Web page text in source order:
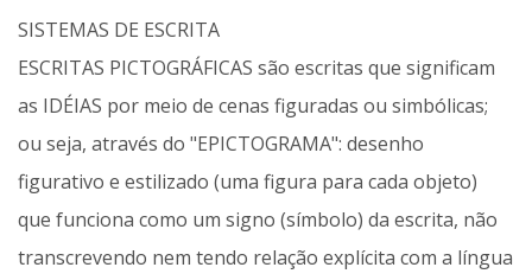
SISTEMAS DE ESCRITA
ESCRITAS PICTOGRÁFICAS são escritas que significam
as IDÉIAS por meio de cenas figuradas ou simbólicas;
ou seja, através do "EPICTOGRAMA": desenho
figurativo e estilizado (uma figura para cada objeto)
que funciona como um signo (símbolo) da escrita, não
transcrevendo nem tendo relação explícita com a língua